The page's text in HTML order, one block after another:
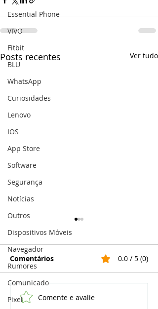
Essential Phone
VIVO
Fitbit
BLU
WhatsApp
Curiosidades
Lenovo
IOS
App Store
Software
Segurança
Notícias
Outros
Dispositivos Móveis
Navegador
Rumores
Comunicado
Pixel
Posts recentes Ver tudo
🔥 Ulefone Rogone X7
Comentários 0.0 / 5 (0)
Comente e avalie